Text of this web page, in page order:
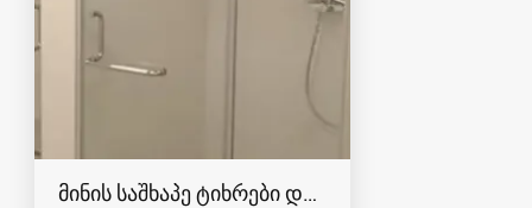
მინის საშხაპე ტიხრები და კაბინები